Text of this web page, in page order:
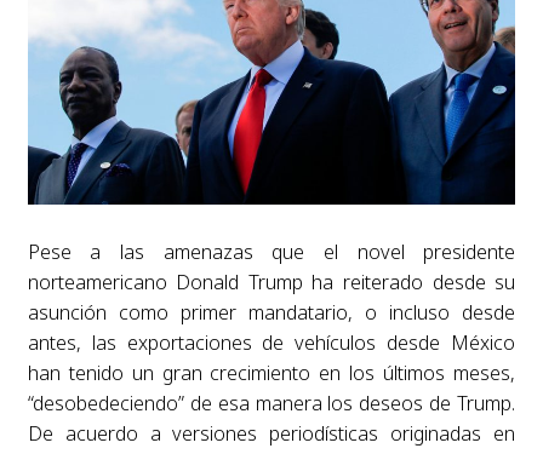
Pese a las amenazas que el novel presidente
norteamericano Donald Trump ha reiterado desde su
asunción como primer mandatario, o incluso desde
antes, las exportaciones de vehículos desde México
han tenido un gran crecimiento en los últimos meses,
“desobedeciendo” de esa manera los deseos de Trump.
De acuerdo a versiones periodísticas originadas en